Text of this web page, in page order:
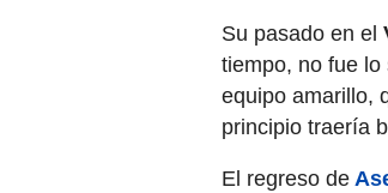
Su pasado en el
tiempo, no fue lo
equipo amarillo,
principio traería
El regreso de